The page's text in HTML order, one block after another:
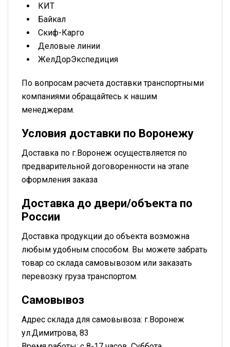
КИТ
Байкал
Скиф-Карго
Деловые линии
ЖелДорЭкспедиция
По вопросам расчета доставки транспортными
компаниями обращайтесь к нашим
менеджерам.
Условия доставки по Воронежу
Доставка по г.Воронеж осуществляется по
предварительной договоренности на этапе
оформления заказа
Доставка до двери/объекта по
России
Доставка продукции до объекта возможна
любым удобным способом. Вы можете забрать
товар со склада самовывозом или заказать
перевозку груза транспортом.
Самовывоз
Адрес склада для самовывоза: г.Воронеж
ул.Димитрова, 83